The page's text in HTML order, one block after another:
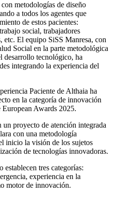
metodologías de diseño
a todos los agentes que
de estos pacientes:
social, trabajadores
etc. El equipo SiSS Manresa, con
Social en la parte metodológica
desarrollo tecnológico, ha
integrando la experiencia del
Paciente de Althaia ha
en la categoría de innovación
European Awards 2025.
proyecto de atención integrada
con una metodología
inicio la visión de los sujetos
de tecnologías innovadoras.
establecen tres categorías:
experiencia en la
motor de innovación.